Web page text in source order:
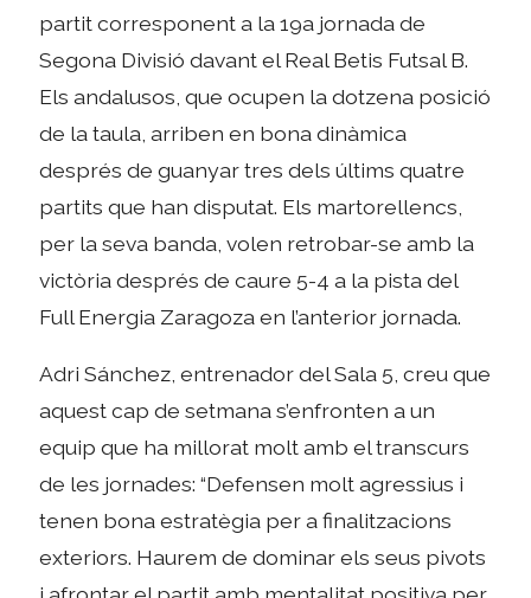
partit corresponent a la 19a jornada de
Segona Divisió davant el Real Betis Futsal B.
Els andalusos, que ocupen la dotzena posició
de la taula, arriben en bona dinàmica
després de guanyar tres dels últims quatre
partits que han disputat. Els martorellencs,
per la seva banda, volen retrobar-se amb la
victòria després de caure 5-4 a la pista del
Full Energia Zaragoza en l’anterior jornada.
Adri Sánchez, entrenador del Sala 5, creu que
aquest cap de setmana s’enfronten a un
equip que ha millorat molt amb el transcurs
de les jornades: “Defensen molt agressius i
tenen bona estratègia per a finalitzacions
exteriors. Haurem de dominar els seus pivots